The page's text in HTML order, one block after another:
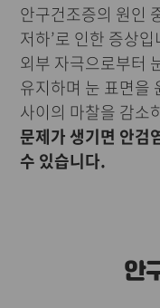
안구건조증의 원인
저하’로 인한 증상
외부 자극으로부터
유지하며 눈 표면을
사이의 마찰을 감소
문제가 생기면 안검
수 있습니다.
안